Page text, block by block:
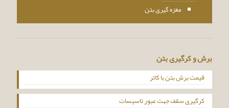
مغزه گیری بتن
برش و کرگیری بتن
قیمت برش بتن با کاتر
کرگیری سقف جهت عبور تاسیسات